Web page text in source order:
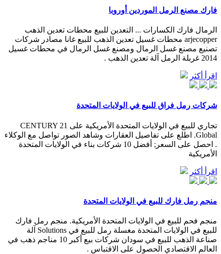
فارك مصنع الرمل الموردين أوروبا
الرمال فارك الكسارات ... التعدين للبيع محطات تعدين الذهب
arjecopper محطات غسيل تعدين الذهب للبيع غانا مصادر شركات
تصنيع مصنع غسل الرمال ومصنع غسل الرمال في محطات غسيل
2014 غربلة الرمل آلة تعدين الذهب .
اقرأ أكثر
شركات رمل فراق للبيع في الولايات المتحدة
تجاري للبيع في الولايات المتحدة الأمريكية على CENTURY 21
Global. اطلع على تفاصيل العقارات وشاهد الصور تواصل مع الوكلاء
. احصل على السعر; أفضل 10 شركات بناء في الولايات المتحدة
الأمريكية
اقرأ أكثر
منجم رمل فارك للبيع في الولايات المتحدة
منجم فحم للبيع في الولايات المتحدة الأمريكية. منجم رمل فارك
للبيع في الولايات المتحدة مغسلة رمل للبيع في Solutions آلة
صناعة الذهب للبيع في سودان شركات بيع أكبر 10 مناجم ذهب في
العالم الاقتصادي الحصول على الاقتباس .